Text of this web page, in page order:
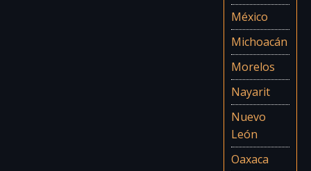
México
Michoacán
Morelos
Nayarit
Nuevo
León
Oaxaca